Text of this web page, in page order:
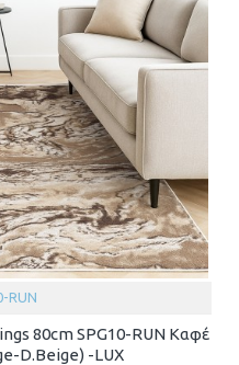
RUN
80cm SPG10-RUN Καφέ
D.Beige) -LUX